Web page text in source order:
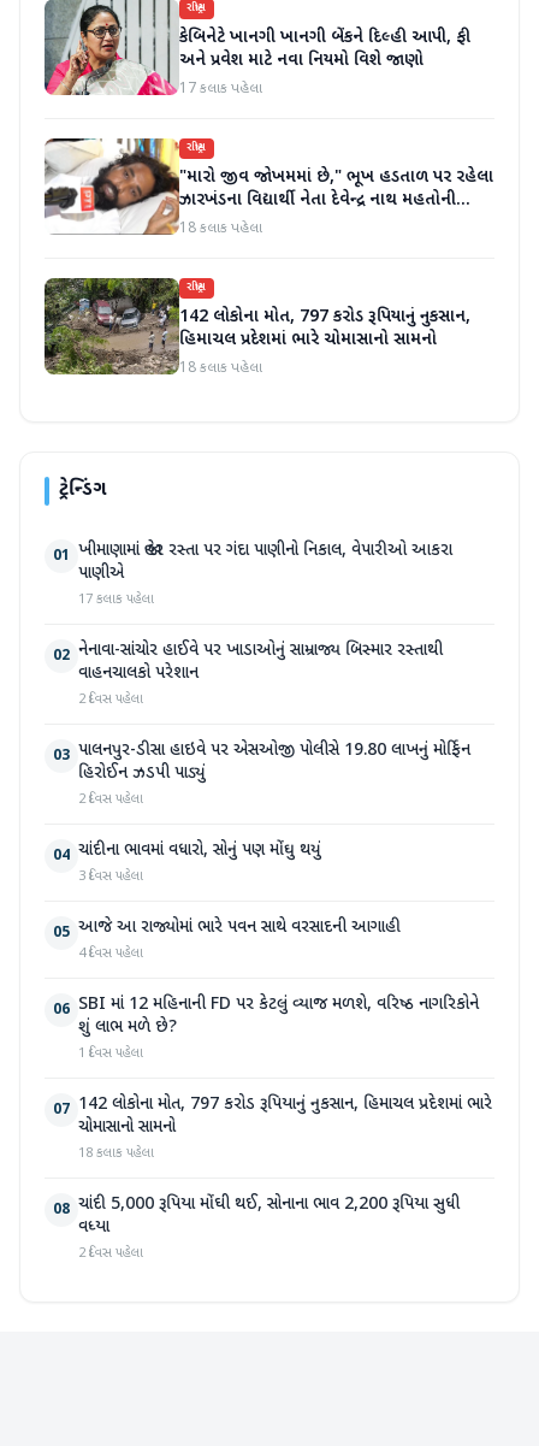
રાષ્ટ્રીય
કેબિનેટે ખાનગી ખાનગી બેંકને દિલ્હી આપી, ફી
અને પ્રવેશ માટે નવા નિયમો વિશે જાણો
17 કલાક પહેલા
રાષ્ટ્રીય
"મારો જીવ જોખમમાં છે," ભૂખ હડતાળ પર રહેલા
ઝારખંડના વિદ્યાર્થી નેતા દેવેન્દ્ર નાથ મહતોની
તબિયત ખરાબ
18 કલાક પહેલા
રાષ્ટ્રીય
142 લોકોના મોત, 797 કરોડ રૂપિયાનું નુકસાન,
હિમાચલ પ્રદેશમાં ભારે ચોમાસાનો સામનો
18 કલાક પહેલા
ટ્રેન્ડિંગ
01 ખીમાણામાં જાહેર રસ્તા પર ગંદા પાણીનો નિકાલ, વેપારીઓ આકરા
પાણીએ
17 કલાક પહેલા
02 નેનાવા-સાંચોર હાઈવે પર ખાડાઓનું સામ્રાજ્ય બિસ્માર રસ્તાથી
વાહનચાલકો પરેશાન
2 દિવસ પહેલા
03 પાલનપુર-ડીસા હાઇવે પર એસઓજી પોલીસે 19.80 લાખનું મોર્ફિન
હિરોઈન ઝડપી પાડ્યું
2 દિવસ પહેલા
04 ચાંદીના ભાવમાં વધારો, સોનું પણ મોંઘુ થયું
3 દિવસ પહેલા
05 આજે આ રાજ્યોમાં ભારે પવન સાથે વરસાદની આગાહી
4 દિવસ પહેલા
06 SBI માં 12 મહિનાની FD પર કેટલું વ્યાજ મળશે, વરિષ્ઠ નાગરિકોને
શું લાભ મળે છે?
1 દિવસ પહેલા
07 142 લોકોના મોત, 797 કરોડ રૂપિયાનું નુકસાન, હિમાચલ પ્રદેશમાં ભારે
ચોમાસાનો સામનો
18 કલાક પહેલા
08 ચાંદી 5,000 રૂપિયા મોંઘી થઈ, સોનાના ભાવ 2,200 રૂપિયા સુધી
વધ્યા
2 દિવસ પહેલા